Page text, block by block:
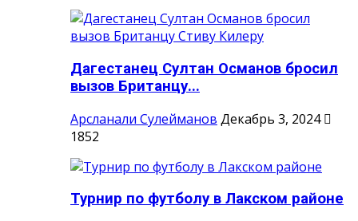
Дагестанец Султан Османов бросил
вызов Британцу...
Арсланали Сулейманов Декабрь 3, 2024
1852
Турнир по футболу в Лакском районе